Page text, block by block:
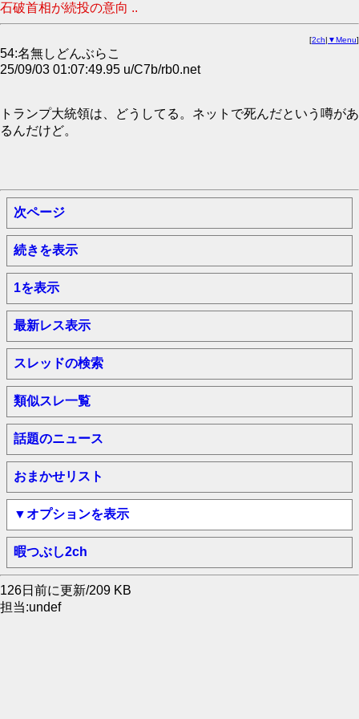
石破首相が続投の意向 ..
[2ch| ▼Menu]
54:名無しどんぶらこ
25/09/03 01:07:49.95 u/C7b/rb0.net
トランプ大統領は、どうしてる。ネットで死んだという噂があ
るんだけど。
次ページ
続きを表示
1を表示
最新レス表示
スレッドの検索
類似スレ一覧
話題のニュース
おまかせリスト
▼オプションを表示
暇つぶし2ch
126日前に更新/209 KB
担当:undef